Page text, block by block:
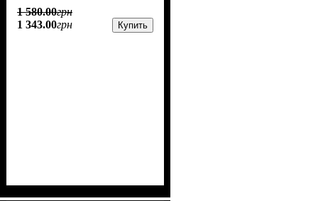
1 580.00грн
1 343.00грн Купить